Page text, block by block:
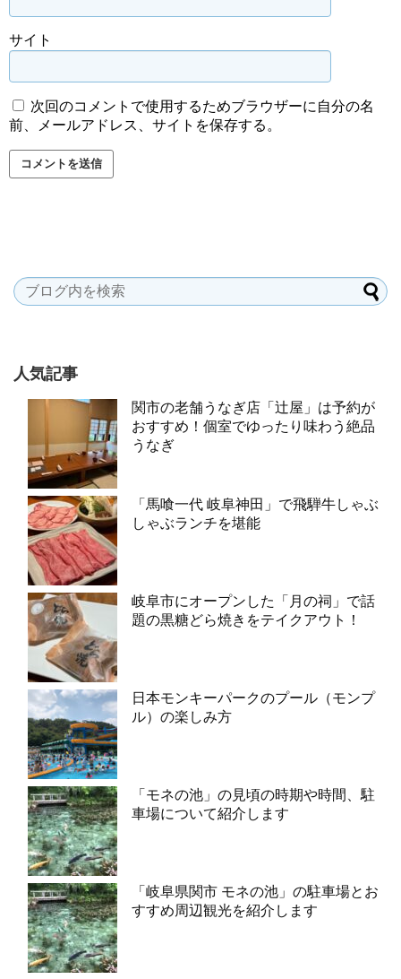
サイト
次回のコメントで使用するためブラウザーに自分の名
前、メールアドレス、サイトを保存する。
人気記事
関市の老舗うなぎ店「辻屋」は予約が
おすすめ！個室でゆったり味わう絶品
うなぎ
「馬喰一代 岐阜神田」で飛騨牛しゃぶ
しゃぶランチを堪能
岐阜市にオープンした「月の祠」で話
題の黒糖どら焼きをテイクアウト！
日本モンキーパークのプール（モンプ
ル）の楽しみ方
「モネの池」の見頃の時期や時間、駐
車場について紹介します
「岐阜県関市 モネの池」の駐車場とお
すすめ周辺観光を紹介します